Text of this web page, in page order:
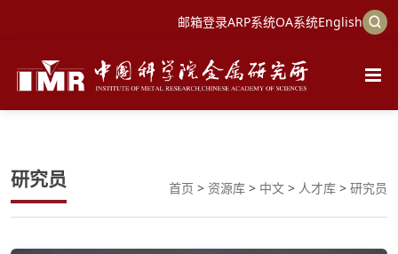
邮箱登录ARP系统OA系统English
研究员 首页 > 资源库 > 中文 > 人才库 > 研究员